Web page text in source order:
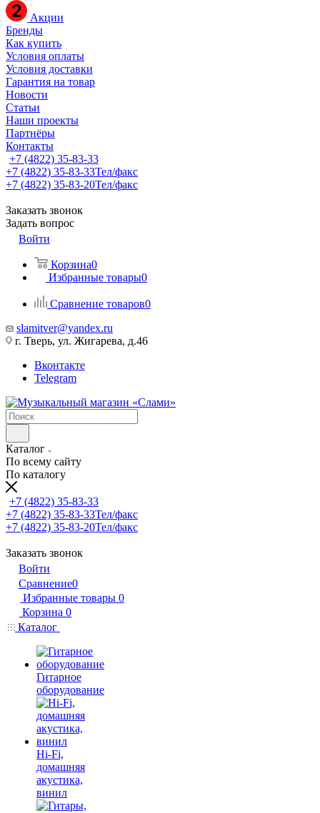
Акции
Бренды
Как купить
Условия оплаты
Условия доставки
Гарантия на товар
Новости
Статьи
Наши проекты
Партнёры
Контакты
+7 (4822) 35-83-33
+7 (4822) 35-83-33Тел/факс
+7 (4822) 35-83-20Тел/факс
Заказать звонок
Задать вопрос
Войти
Корзина0
Избранные товары0
Сравнение товаров0
slamitver@yandex.ru
г. Тверь, ул. Жигарева, д.46
Вконтакте
Telegram
Каталог
По всему сайту
По каталогу
+7 (4822) 35-83-33
+7 (4822) 35-83-33Тел/факс
+7 (4822) 35-83-20Тел/факс
Заказать звонок
Войти
Сравнение0
Избранные товары 0
Корзина 0
Каталог
Гитарное
оборудование
Hi-Fi,
домашняя
акустика,
винил